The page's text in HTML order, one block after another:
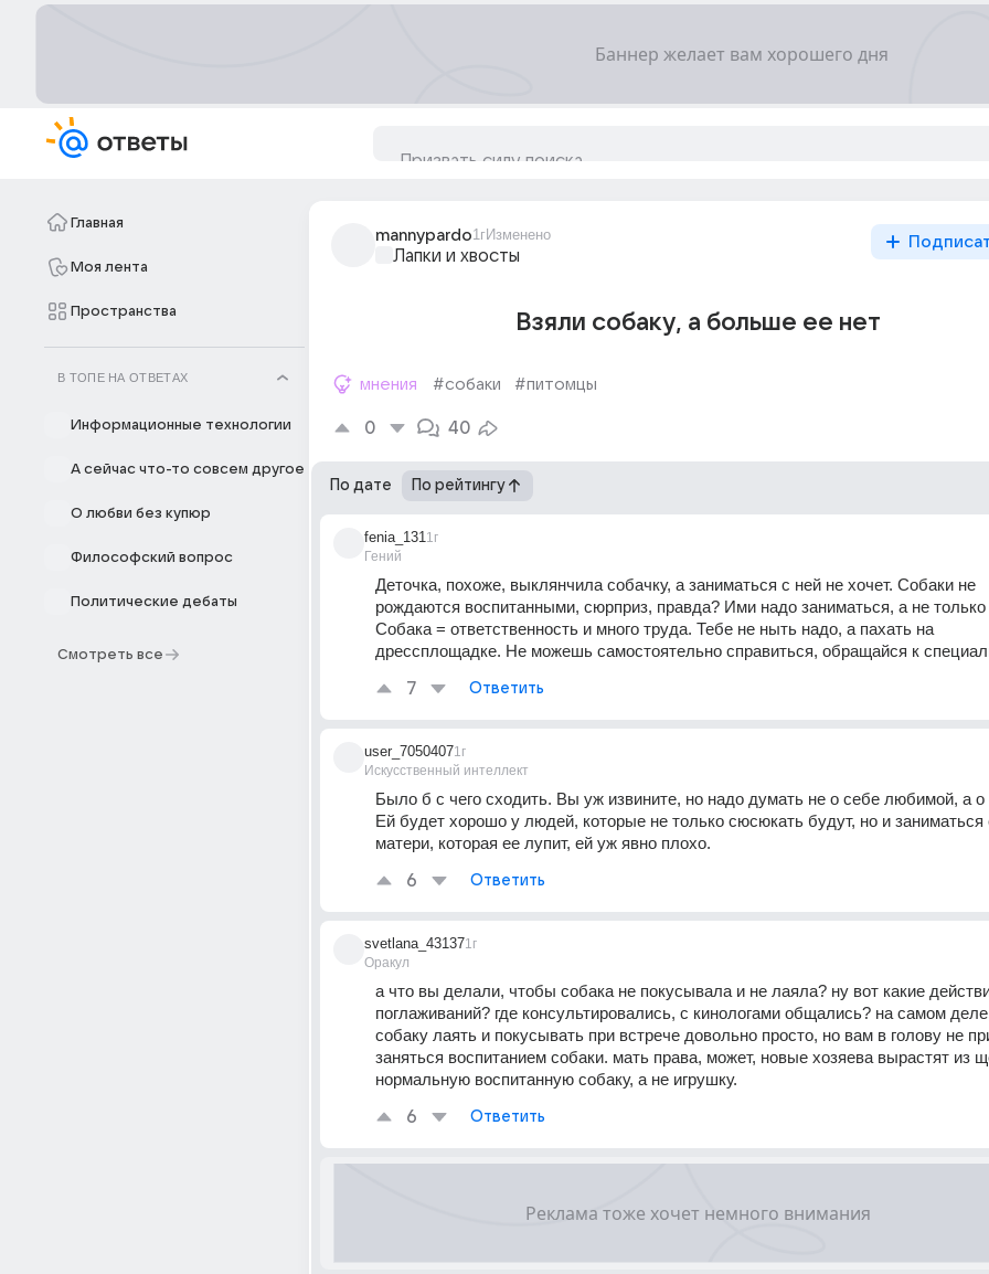
Главная
Моя лента
Пространства
В ТОПЕ НА ОТВЕТАХ
Информационные технологии
А сейчас что-то совсем другое
О любви без купюр
Философский вопрос
Политические дебаты
Смотреть все
mannypardo1гИзменено
Лапки и хвосты
Взяли собаку, а больше ее нет
мнения #собаки #питомцы
0 40
По дате По рейтингу
fenia_131
Гений
1г
Деточка, похоже, выклянчила собачку, а заниматься с ней не хочет. Собаки не
рождаются воспитанными, сюрприз, правда? Ими надо заниматься, а не только
Собака = ответственность и много труда. Тебе не ныть надо, а пахать на
дрессплощадке. Не можешь самостоятельно справиться, обращайся к
7 Ответить
user_7050407
Искусственный интеллект
1г
Было б с чего сходить. Вы уж извините, но надо думать не о себе любимой, а о
Ей будет хорошо у людей, которые не только сюсюкать будут, но и заниматься
матери, которая ее лупит, ей уж явно плохо.
6 Ответить
svetlana_43137
Оракул
1г
а что вы делали, чтобы собака не покусывала и не лаяла? ну вот какие
поглаживаний? где консультировались, с кинологами общались? на самом
собаку лаять и покусывать при встрече довольно просто, но вам в голову не
заняться воспитанием собаки. мать права, может, новые хозяева вырастят из
нормальную воспитанную собаку, а не игрушку.
6 Ответить